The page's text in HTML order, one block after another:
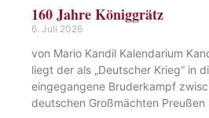
160 Jahre Königgrätz
6. Juli 2026
von Mario Kandil Kalendarium
liegt der als „Deutscher Krieg“ in
eingegangene Bruderkampf
deutschen Großmächten Preußen